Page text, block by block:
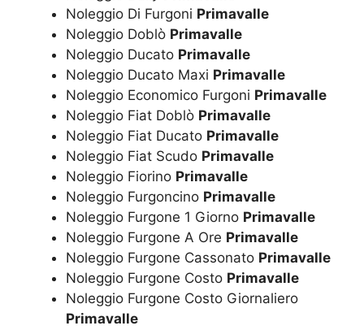
Noleggio Di Furgoni Primavalle
Noleggio Doblò Primavalle
Noleggio Ducato Primavalle
Noleggio Ducato Maxi Primavalle
Noleggio Economico Furgoni Primavalle
Noleggio Fiat Doblò Primavalle
Noleggio Fiat Ducato Primavalle
Noleggio Fiat Scudo Primavalle
Noleggio Fiorino Primavalle
Noleggio Furgoncino Primavalle
Noleggio Furgone 1 Giorno Primavalle
Noleggio Furgone A Ore Primavalle
Noleggio Furgone Cassonato Primavalle
Noleggio Furgone Costo Primavalle
Noleggio Furgone Costo Giornaliero
Primavalle